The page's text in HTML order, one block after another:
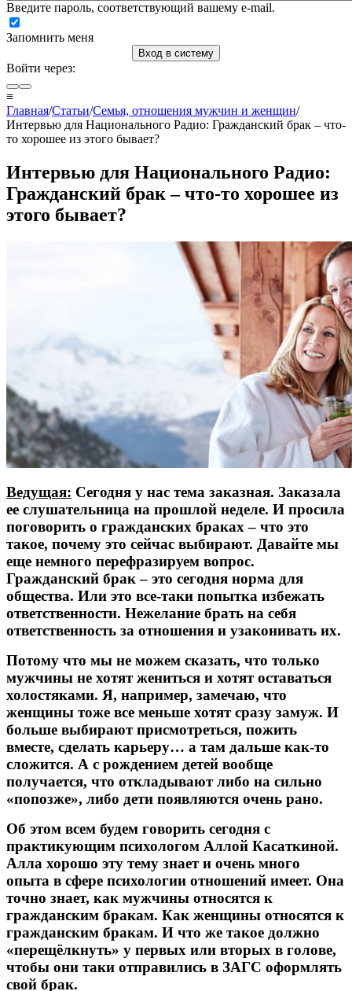
Введите пароль, соответствующий вашему e-mail.
Запомнить меня
Вход в систему
Войти через:
≡
Главная/Статьи/Семья, отношения мужчин и женщин/
Интервью для Национального Радио: Гражданский брак – что-
то хорошее из этого бывает?
Интервью для Национального Радио:
Гражданский брак – что-то хорошее из
этого бывает?
Ведущая: Сегодня у нас тема заказная. Заказала
ее слушательница на прошлой неделе. И просила
поговорить о гражданских браках – что это
такое, почему это сейчас выбирают. Давайте мы
еще немного перефразируем вопрос.
Гражданский брак – это сегодня норма для
общества. Или это все-таки попытка избежать
ответственности. Нежелание брать на себя
ответственность за отношения и узаконивать их.
Потому что мы не можем сказать, что только
мужчины не хотят жениться и хотят оставаться
холостяками. Я, например, замечаю, что
женщины тоже все меньше хотят сразу замуж. И
больше выбирают присмотреться, пожить
вместе, сделать карьеру… а там дальше как-то
сложится. А с рождением детей вообще
получается, что откладывают либо на сильно
«попозже», либо дети появляются очень рано.
Об этом всем будем говорить сегодня с
практикующим психологом Аллой Касаткиной.
Алла хорошо эту тему знает и очень много
опыта в сфере психологии отношений имеет. Она
точно знает, как мужчины относятся к
гражданским бракам. Как женщины относятся к
гражданским бракам. И что же такое должно
«перещёлкнуть» у первых или вторых в голове,
чтобы они таки отправились в ЗАГС оформлять
свой брак.